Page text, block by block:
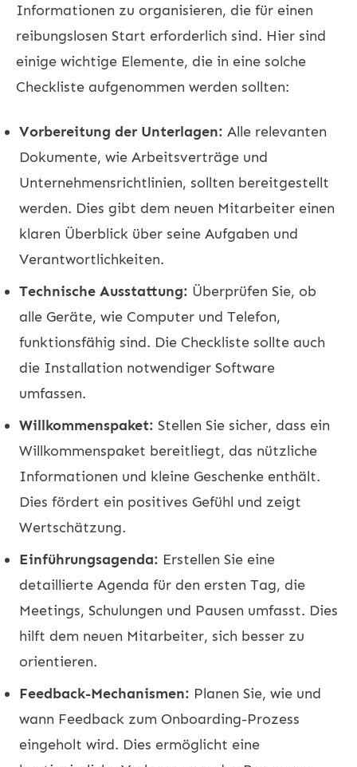
Informationen zu organisieren, die für einen
reibungslosen Start erforderlich sind. Hier sind
einige wichtige Elemente, die in eine solche
Checkliste aufgenommen werden sollten:
Vorbereitung der Unterlagen: Alle relevanten
Dokumente, wie Arbeitsverträge und
Unternehmensrichtlinien, sollten bereitgestellt
werden. Dies gibt dem neuen Mitarbeiter einen
klaren Überblick über seine Aufgaben und
Verantwortlichkeiten.
Technische Ausstattung: Überprüfen Sie, ob
alle Geräte, wie Computer und Telefon,
funktionsfähig sind. Die Checkliste sollte auch
die Installation notwendiger Software
umfassen.
Willkommenspaket: Stellen Sie sicher, dass ein
Willkommenspaket bereitliegt, das nützliche
Informationen und kleine Geschenke enthält.
Dies fördert ein positives Gefühl und zeigt
Wertschätzung.
Einführungsagenda: Erstellen Sie eine
detaillierte Agenda für den ersten Tag, die
Meetings, Schulungen und Pausen umfasst. Dies
hilft dem neuen Mitarbeiter, sich besser zu
orientieren.
Feedback-Mechanismen: Planen Sie, wie und
wann Feedback zum Onboarding-Prozess
eingeholt wird. Dies ermöglicht eine